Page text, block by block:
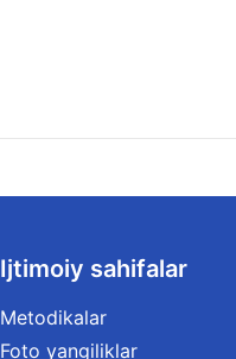
Ijtimoiy sahifalar
Metodikalar
Foto yangiliklar